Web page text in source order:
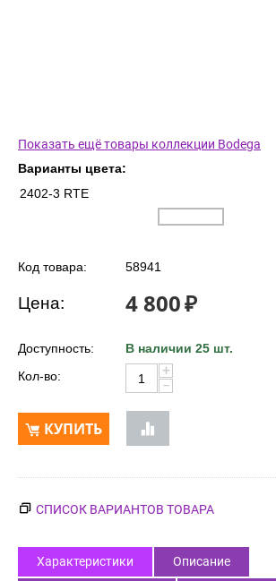
Показать ещё товары коллекции Bodega
Варианты цвета:
2402-3 RTE
Код товара: 58941
Цена: 4 800₽
Доступность:
В наличии 25 шт.
Кол-во:
+
−
КУПИТЬ
СПИСОК ВАРИАНТОВ ТОВАРА
Характеристики Описание